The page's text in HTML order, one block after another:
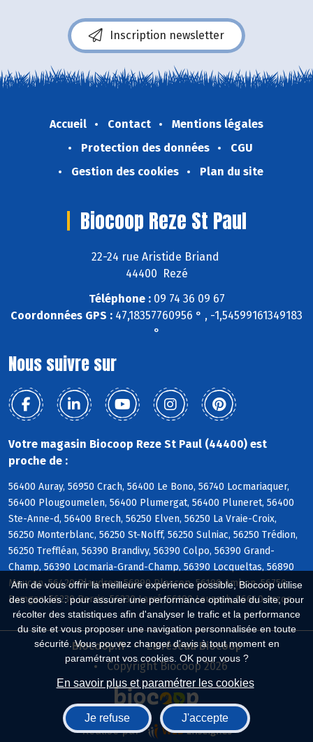
Afin de vous offrir la meilleure expérience possible, Biocoop utilise
des cookies : pour assurer une performance optimale du site, pour
récolter des statistiques afin d'analyser le trafic et la performance
du site et vous proposer une navigation personnalisée en toute
sécurité. Vous pouvez changer d'avis à tout moment en
paramétrant vos cookies. OK pour vous ?
En savoir plus et paramétrer les cookies
Je refuse J'accepte
Inscription newsletter
Accueil Contact
Mentions légales
Protection des données
CGU
Gestion des cookies
Plan du site
Biocoop Reze St Paul
22-24 rue Aristide Briand
44400 Rezé
Téléphone :09 74 36 09 67
Coordonnées GPS : 47,18357760956 ° , -1,54599161349183
°
Nous suivre sur
Votre magasin Biocoop Reze St Paul (44400) est
proche de :
56400 Auray, 56950 Crach, 56400 Le Bono, 56740 Locmariaquer,
56400 Plougoumelen, 56400 Plumergat, 56400 Pluneret, 56400
Ste-Anne-d, 56400 Brech, 56250 Elven, 56250 La Vraie-Croix,
56250 Monterblanc, 56250 St-Nolff, 56250 Sulniac, 56250 Trédion,
56250 Treffléan, 56390 Brandivy, 56390 Colpo, 56390 Grand-
Champ, 56390 Locmaria-Grand-Champ, 56390 Locqueltas, 56890
Meucon, 56420 Plaudren, 56890 Plescop, 56190 Ambon, 56750
Damgan, 56230 Berric, 56230 Larré, 56190 Lauzach, 56640 Arzon
Biocoop.fr
Le réseau Biocoop
Copyright Biocoop 2026
Réalisé par